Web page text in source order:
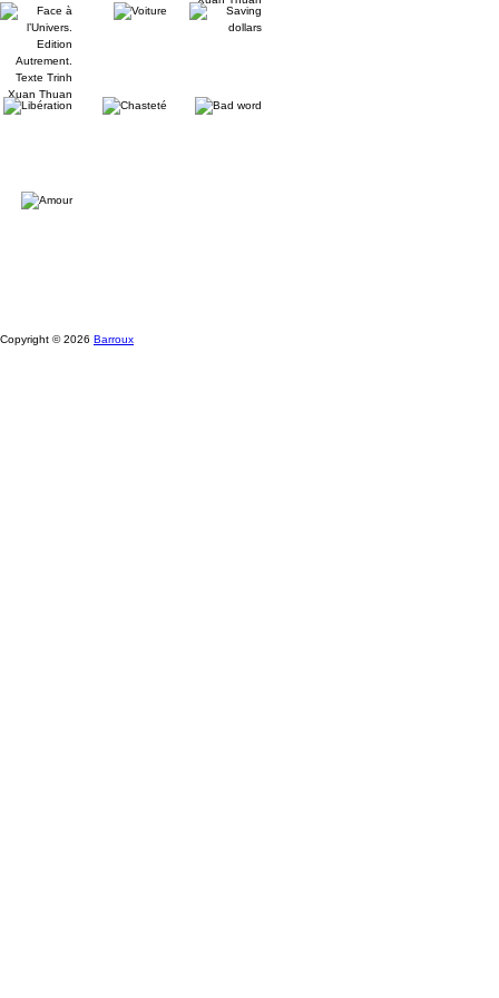
Trinh
Face
l’Univers.
Edition
Autrement.
Texte
Trinh
Voiture
Saving
Libération Chasteté
Bad
Amour
Copyright © 2026 Barroux